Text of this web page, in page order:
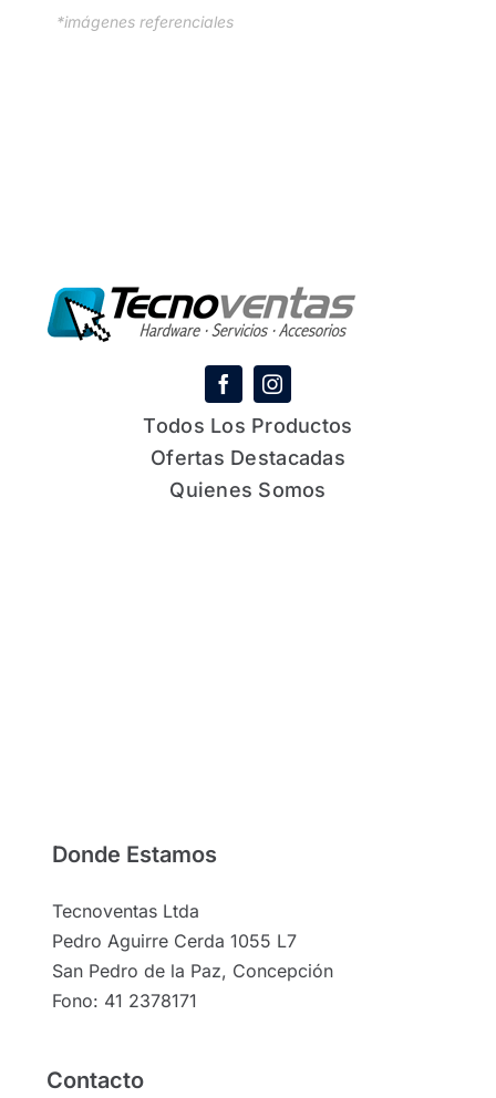
*imágenes referenciales
Todos Los Productos
Ofertas Destacadas
Quienes Somos
Donde Estamos
Tecnoventas Ltda
Pedro Aguirre Cerda 1055 L7
San Pedro de la Paz, Concepción
Fono: 41 2378171
Contacto